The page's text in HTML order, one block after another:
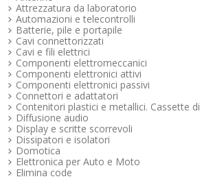
Attrezzatura da laboratorio
Automazioni e telecontrolli
Batterie, pile e portapile
Cavi connettorizzati
Cavi e fili elettrici
Componenti elettromeccanici
Componenti elettronici attivi
Componenti elettronici passivi
Connettori e adattatori
Contenitori plastici e metallici. Cassette
Diffusione audio
Display e scritte scorrevoli
Dissipatori e isolatori
Domotica
Elettronica per Auto e Moto
Elimina code